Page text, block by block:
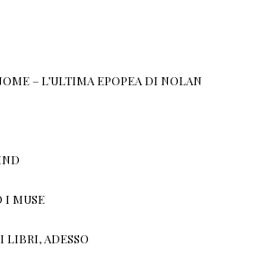
– L’ULTIMA EPOPEA DI NOLAN
I MUSE
LIBRI, ADESSO